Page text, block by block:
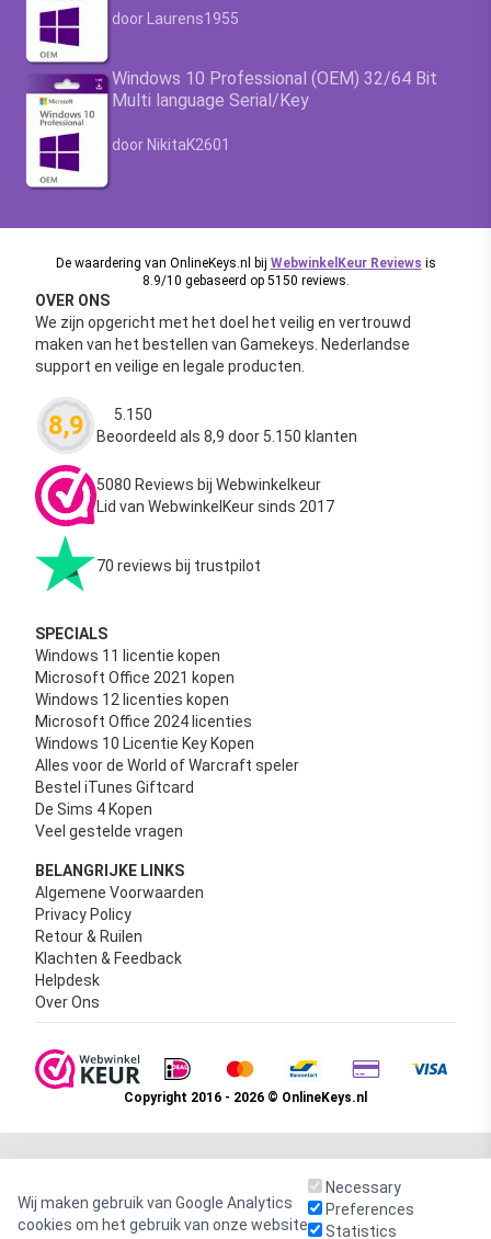
Waardering4.63uit 5
door Laurens1955
Windows 10 Professional (OEM) 32/64 Bit
Multi language Serial/Key
Waardering4.63
door NikitaK2601
De waardering van OnlineKeys.nl bij WebwinkelKeur Reviews is
8.9/10 gebaseerd op 5150 reviews.
OVER ONS
We zijn opgericht met het doel het veilig en vertrouwd
maken van het bestellen van Gamekeys. Nederlandse
support en veilige en legale producten.
8,9 Waardering
5.150
Beoordeeld als 8,9 door 5.150 klanten
5080 Reviews bij Webwinkelkeur
Lid van WebwinkelKeur sinds 2017
70 reviews bij trustpilot
SPECIALS
Windows 11 licentie kopen
Microsoft Office 2021 kopen
Windows 12 licenties kopen
Microsoft Office 2024 licenties
Windows 10 Licentie Key Kopen
Alles voor de World of Warcraft speler
Bestel iTunes Giftcard
De Sims 4 Kopen
Veel gestelde vragen
BELANGRIJKE LINKS
Algemene Voorwaarden
Privacy Policy
Retour & Ruilen
Klachten & Feedback
Helpdesk
Over Ons
Copyright 2016 - 2026 © OnlineKeys.nl
Wij maken gebruik van Google Analytics
cookies om het gebruik van onze website
Necessary
Preferences
Statistics